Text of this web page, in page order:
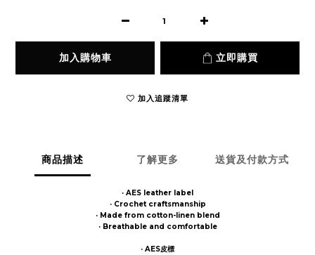
加入購物車 立即購買
加入追蹤清單
商品描述 了解更多 送貨及付款方式
· AES leather label
· Crochet craftsmanship
· Made from cotton-linen blend
· Breathable and comfortable
· AES皮標